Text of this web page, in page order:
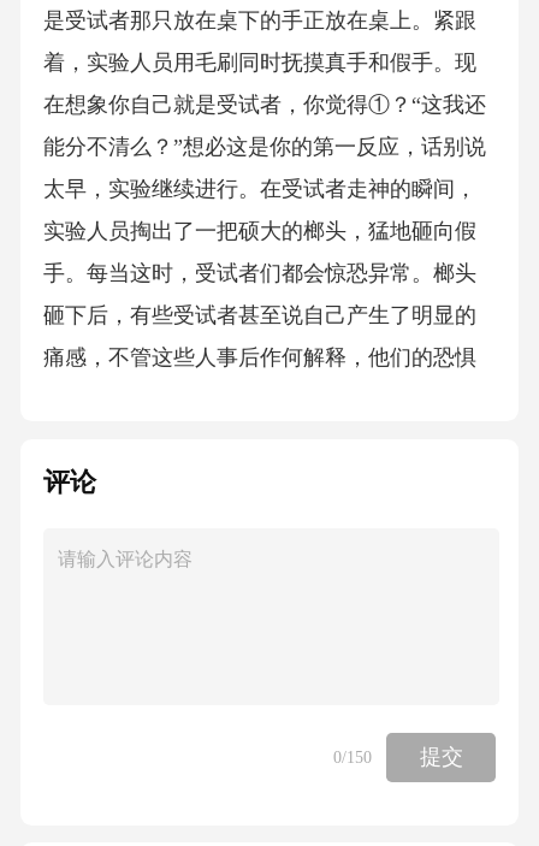
是受试者那只放在桌下的手正放在桌上。紧跟
着，实验人员用毛刷同时抚摸真手和假手。现
在想象你自己就是受试者，你觉得①？“这我还
能分不清么？”想必这是你的第一反应，话别说
太早，实验继续进行。在受试者走神的瞬间，
实验人员掏出了一把硕大的榔头，猛地砸向假
手。每当这时，受试者们都会惊恐异常。榔头
砸下后，有些受试者甚至说自己产生了明显的
痛感，不管这些人事后作何解释，他们的恐惧
瞬间，②。类似的，我们还可以借助脑机接口
手指，固定在小拇指旁边，接着让受试者学着
试者就能熟练地使用这根多出来的手指，一些
人甚至能完成单手开瓶盖，单手打扑克牌的动
评论
0/150 提交